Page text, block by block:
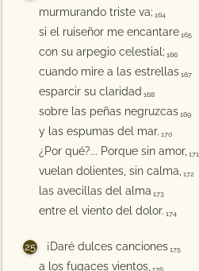
murmurando triste va; 164
si el ruiseñor me encantare 165
con su arpegio celestial; 166
cuando mire a las estrellas 167
esparcir su claridad 168
sobre las peñas negruzcas 169
y las espumas del mar. 170
¿Por qué?... Porque sin amor, 171
vuelan dolientes, sin calma, 172
las avecillas del alma 173
entre el viento del dolor. 174
¡Daré dulces canciones 175
a los fugaces vientos, 176